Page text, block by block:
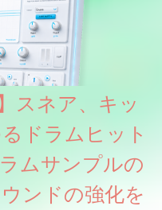
が、アルペジオを切るこ
ンセライブラリは、音を一
調整します。 しかし、
セを含む様々な音源から、
音し、各レイヤーを整形
演奏した場合で、全く異な
ただけの同じ音ではありま
スネア、キッ
ドラムヒット
ムサンプルの
ンドの強化を